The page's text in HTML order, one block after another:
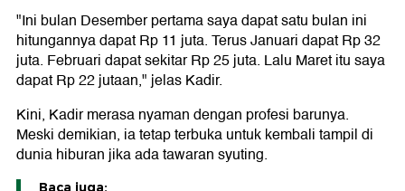
"Ini bulan Desember pertama saya dapat satu bulan ini
hitungannya dapat Rp 11 juta. Terus Januari dapat Rp 32
juta. Februari dapat sekitar Rp 25 juta. Lalu Maret itu saya
dapat Rp 22 jutaan," jelas Kadir.
Kini, Kadir merasa nyaman dengan profesi barunya.
Meski demikian, ia tetap terbuka untuk kembali tampil di
dunia hiburan jika ada tawaran syuting.
Baca juga: